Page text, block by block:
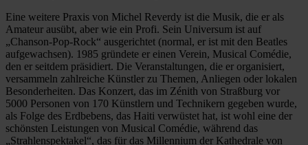
Eine weitere Praxis von Michel Reverdy ist die Musik, die er als
Amateur ausübt, aber wie ein Profi. Sein Universum ist auf
„Chanson-Pop-Rock“ ausgerichtet (normal, er ist mit den Beatles
aufgewachsen). 1985 gründete er einen Verein, Musical Comédie,
den er seitdem präsidiert. Die Veranstaltungen, die er organisiert,
versammeln zahlreiche Künstler zu Themen, Anliegen oder lokalen
Besonderheiten. Das Konzert, das im Zénith von Straßburg vor
5000 Personen von 170 Künstlern und Technikern gegeben wurde,
als Folge des Erdbebens, das Haiti verwüstet hat, ist wohl eine der
schönsten Leistungen von Musical Comédie, während das
„Strahlenspektakel“, das für das Millennium der Kathedrale von